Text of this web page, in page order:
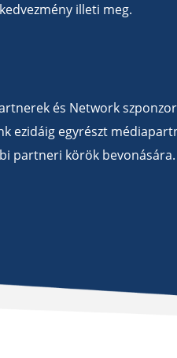
illeti meg.
és Network
ezidáig egyrészt
partneri körök bevonására.